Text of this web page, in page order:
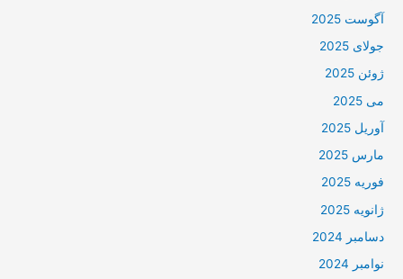
آگوست 2025
جولای 2025
ژوئن 2025
می 2025
آوریل 2025
مارس 2025
فوریه 2025
ژانویه 2025
دسامبر 2024
نوامبر 2024